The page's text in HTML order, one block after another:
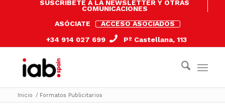
SUSCRÍBETE A LA NEWSLETTER Y OTRAS
COMUNICACIONES
ASÓCIATE
ACCESO ASOCIADOS
+34 914 027 699
Pº Castellana, 113
Inicio / Formatos Publicitarios